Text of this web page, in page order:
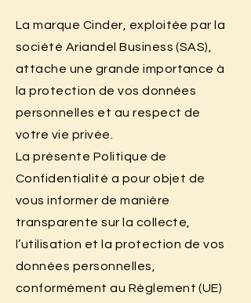
La marque Cinder, exploitée par la
société Ariandel Business (SAS),
attache une grande importance à
la protection de vos données
personnelles et au respect de
votre vie privée.
La présente Politique de
Confidentialité a pour objet de
vous informer de manière
transparente sur la collecte,
l’utilisation et la protection de vos
données personnelles,
conformément au Règlement (UE)